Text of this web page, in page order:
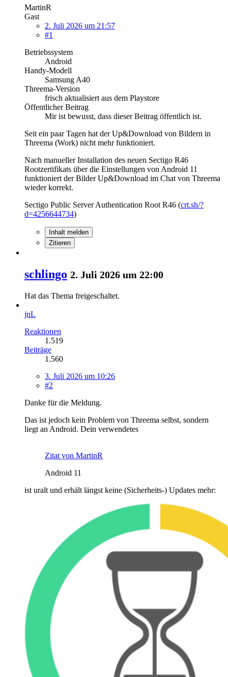
MartinR
Gast
2. Juli 2026 um 21:57
#1
Betriebssystem
Android
Handy-Modell
Samsung A40
Threema-Version
frisch aktualisiert aus dem Playstore
Öffentlicher Beitrag
Mir ist bewusst, dass dieser Beitrag öffentlich ist.
Seit ein paar Tagen hat der Up&Download von Bildern in
Threema (Work) nicht mehr funktioniert.
Nach manueller Installation des neuen Sectigo R46
Rootzertifikats über die Einstellungen von Android 11
funktioniert der Bilder Up&Download im Chat von Threema
wieder korrekt.
Sectigo Public Server Authentication Root R46 (crt.sh/?
d=4256644734)
Inhalt melden
Zitieren
schlingo 2. Juli 2026 um 22:00
Hat das Thema freigeschaltet.
jnL
Reaktionen
1.519
Beiträge
1.560
3. Juli 2026 um 10:26
#2
Danke für die Meldung.
Das ist jedoch kein Problem von Threema selbst, sondern
liegt an Android. Dein verwendetes
Zitat von MartinR
Android 11
ist uralt und erhält längst keine (Sicherheits-) Updates mehr: